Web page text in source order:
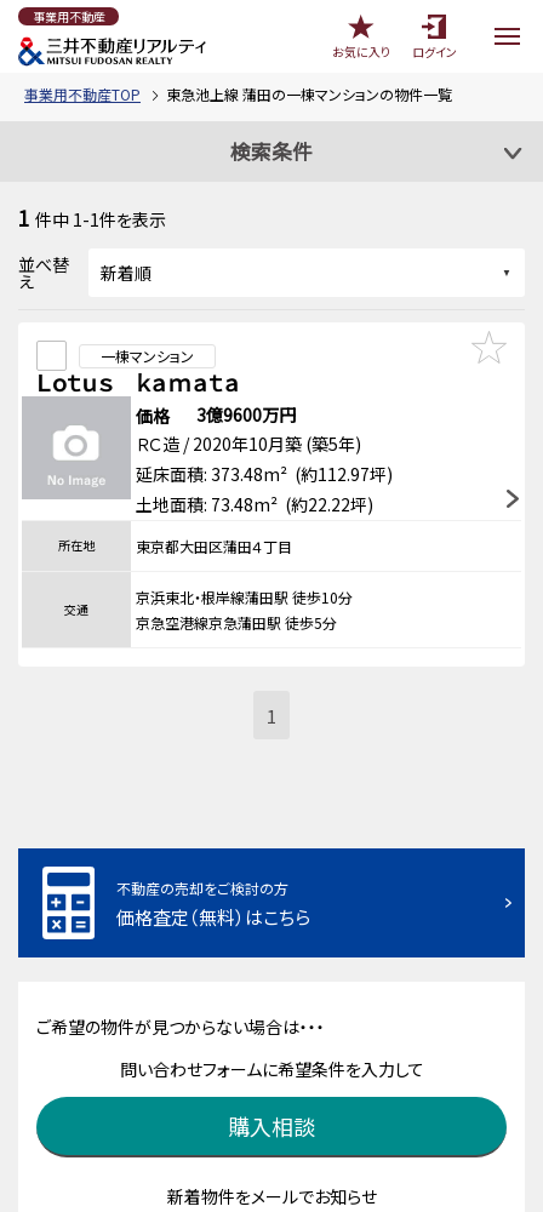
事業用不動産
お気に入り
ログイン
事業用不動産TOP 東急池上線 蒲田の一棟マンションの物件一覧
検索条件
1 件中 1-1件を表示
並べ替
え
一棟マンション
Ｌｏｔｕｓ ｋａｍａｔａ
価格
3億9600万円
ＲＣ造 / 2020年10月築 (築5年)
延床面積: 373.48m² (約112.97坪)
土地面積: 73.48m² (約22.22坪)
所在地 東京都大田区蒲田４丁目
交通
京浜東北・根岸線蒲田駅 徒歩10分
京急空港線京急蒲田駅 徒歩5分
1
不動産の売却をご検討の方
価格査定（無料）はこちら
ご希望の物件が見つからない場合は・・・
問い合わせフォームに希望条件を入力して
購入相談
新着物件をメールでお知らせ